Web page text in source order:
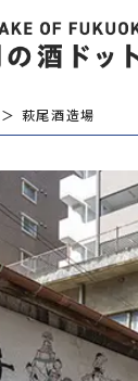
＞ 萩尾酒造場